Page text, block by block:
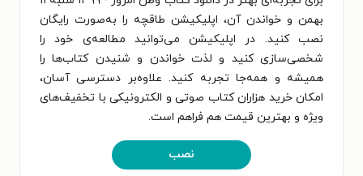
بهمن و خواندن آن، اپلیکیشن طاقچه را به‌صورت رایگان
نصب کنید. در اپلیکیشن می‌توانید مطالعه‌ی خود را
شخصی‌سازی کنید و لذت خواندن و شنیدن کتاب‌ها را
همیشه و همه‌جا تجربه کنید. علاوه‌بر دسترسی آسان،
امکان خرید هزاران کتاب صوتی و الکترونیکی با تخفیف‌های
ویژه و بهترین قیمت هم فراهم است.
نصب